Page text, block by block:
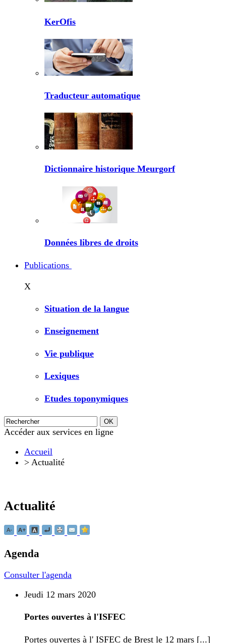
KerOfis
Traducteur automatique
Dictionnaire historique Meurgorf
Données libres de droits
Publications
X
Situation de la langue
Enseignement
Vie publique
Lexiques
Etudes toponymiques
Accéder aux services en ligne
Accueil
> Actualité
Actualité
Agenda
Consulter l'agenda
Jeudi 12 mars 2020
Portes ouvertes à l'ISFEC
Portes ouvertes à l' ISFEC de Brest le 12 mars [...]